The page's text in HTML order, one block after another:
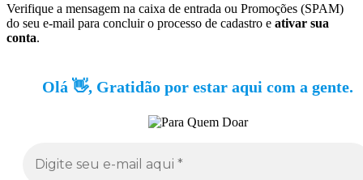
Verifique a mensagem na caixa de entrada ou Promoções (SPAM)
do seu e-mail para concluir o processo de cadastro e ativar sua
conta.
Olá 👋, Gratidão por estar aqui com a gente.